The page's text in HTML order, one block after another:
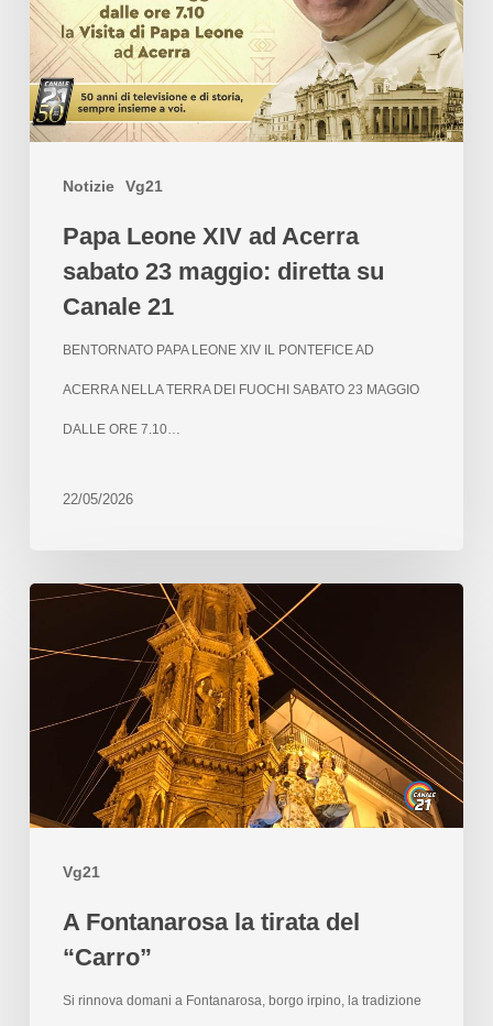
Notizie Vg21
Papa Leone XIV ad Acerra
sabato 23 maggio: diretta su
Canale 21
BENTORNATO PAPA LEONE XIV IL PONTEFICE AD
ACERRA NELLA TERRA DEI FUOCHI SABATO 23 MAGGIO
DALLE ORE 7.10…
22/05/2026
Vg21
A Fontanarosa la tirata del
“Carro”
Si rinnova domani a Fontanarosa, borgo irpino, la tradizione